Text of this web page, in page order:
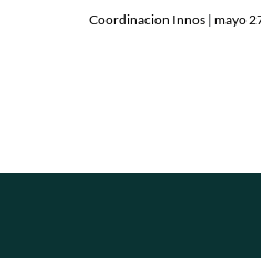
Coordinacion Innos | mayo